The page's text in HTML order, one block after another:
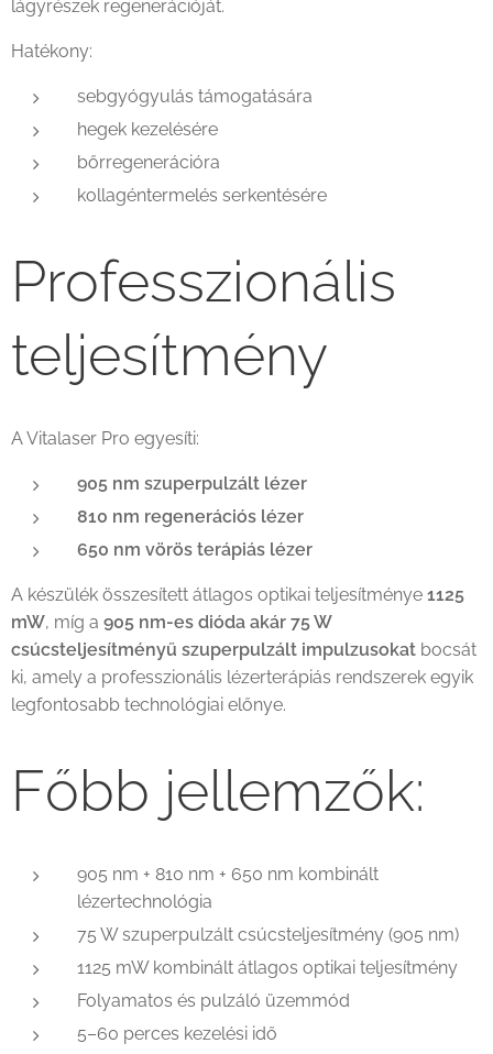
lágyrészek regenerációját.
Hatékony:
sebgyógyulás támogatására
hegek kezelésére
bőrregenerációra
kollagéntermelés serkentésére
Professzionális
teljesítmény
A Vitalaser Pro egyesíti:
905 nm szuperpulzált lézer
810 nm regenerációs lézer
650 nm vörös terápiás lézer
A készülék összesített átlagos optikai teljesítménye 1125
mW, míg a 905 nm-es dióda akár 75 W
csúcsteljesítményű szuperpulzált impulzusokat bocsát
ki, amely a professzionális lézerterápiás rendszerek egyik
legfontosabb technológiai előnye.
Főbb jellemzők:
905 nm + 810 nm + 650 nm kombinált
lézertechnológia
75 W szuperpulzált csúcsteljesítmény (905 nm)
1125 mW kombinált átlagos optikai teljesítmény
Folyamatos és pulzáló üzemmód
5–60 perces kezelési idő